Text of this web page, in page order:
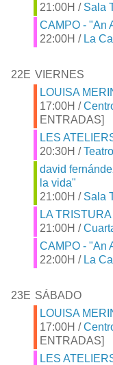
21:00H / Sala
CAMPO - "An
22:00H / La
22E VIERNES
LOUISA
17:00H /
ENTRADAS]
LES
20:30H /
david
la vida"
21:00H / Sala
LA
21:00H /
CAMPO - "An
22:00H / La
23E SÁBADO
LOUISA
17:00H /
ENTRADAS]
LES